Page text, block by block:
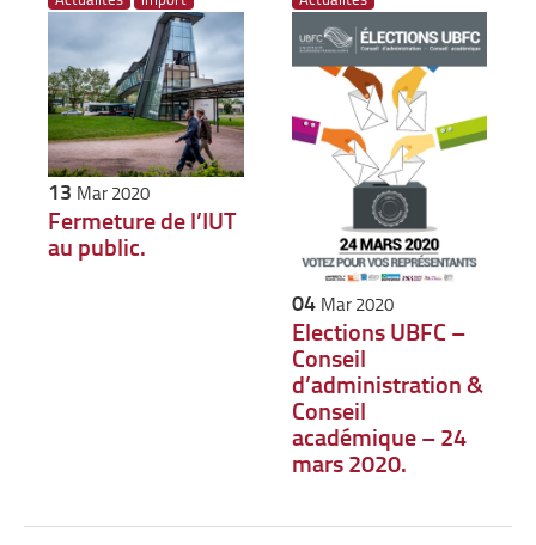
13 Mar 2020
Fermeture de l’IUT
au public.
04 Mar 2020
Elections UBFC –
Conseil
d’administration &
Conseil
académique – 24
mars 2020.